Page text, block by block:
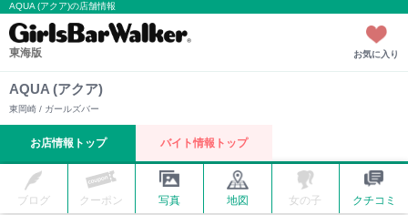
AQUA (アクア)の店舗情報
東海版 お気に入り
AQUA (アクア)
東岡崎 / ガールズバー
お店情報トップ バイト情報トップ
ブログ クーポン 写真 地図 女の子 クチコミ